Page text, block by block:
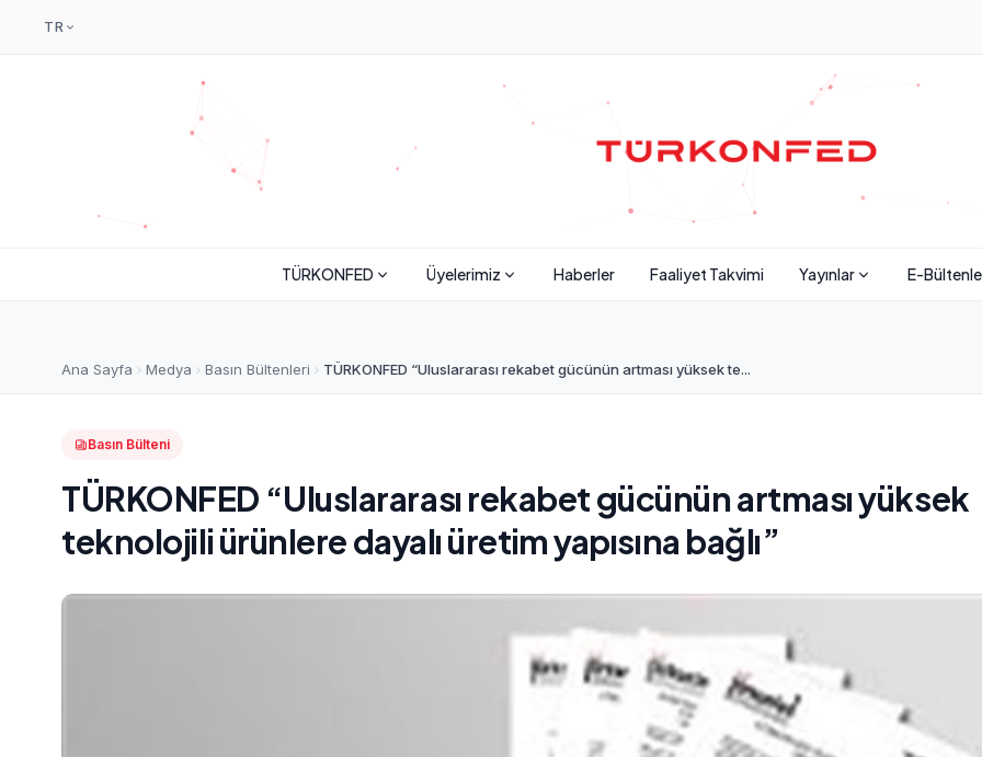
TR
TÜRKONFED Üyelerimiz Haberler Faaliyet Takvimi Yayınlar E-
Ana Sayfa Medya Basın Bültenleri TÜRKONFED “Uluslararası rekabet gücünün artması yüksek te...
Basın Bülteni
TÜRKONFED “Uluslararası rekabet gücünün artması yüksek
teknolojili ürünlere dayalı üretim yapısına bağlı”